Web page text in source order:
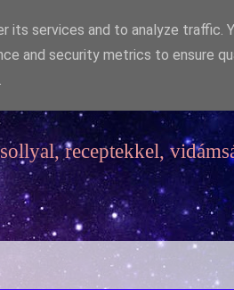
receptekkel,
its services and to analyze traffic.
and security metrics to ensure